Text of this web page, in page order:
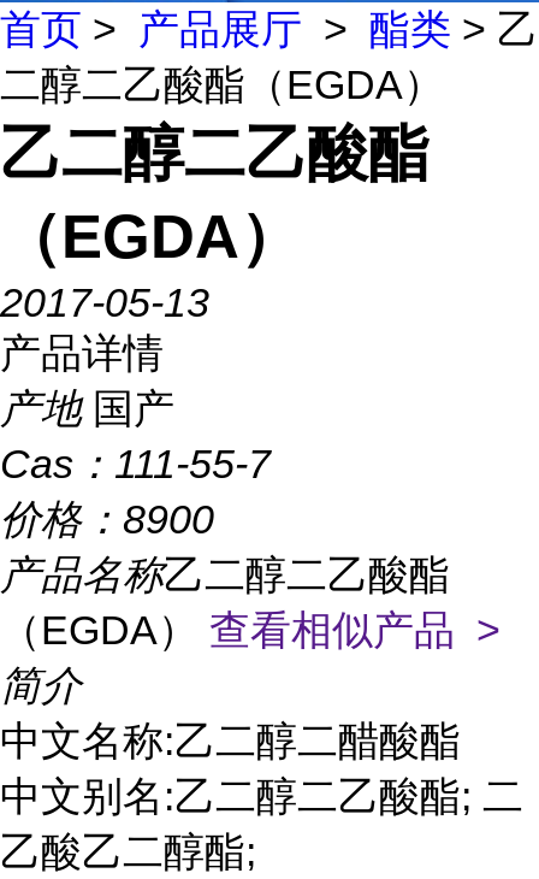
首页 > 产品展厅 > 酯类 > 乙
二醇二乙酸酯（EGDA）
乙二醇二乙酸酯
（EGDA）
2017-05-13
产品详情
产地 国产
Cas： 111-55-7
价格： 8900
产品名称乙二醇二乙酸酯
（EGDA） 查看相似产品 >
简介
中文名称:乙二醇二醋酸酯
中文别名:乙二醇二乙酸酯; 二
乙酸乙二醇酯;